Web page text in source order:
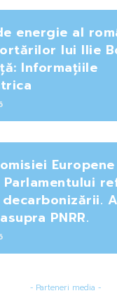
energie al
lui Ilie
Informațiile
PNRR.
- Parteneri media -